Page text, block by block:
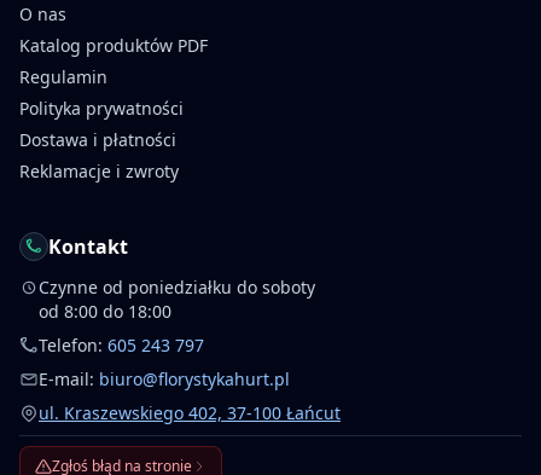
O nas
Katalog produktów PDF
Regulamin
Polityka prywatności
Dostawa i płatności
Reklamacje i zwroty
Kontakt
Czynne od poniedziałku do soboty
od 8:00 do 18:00
Telefon: 605 243 797
E-mail: biuro@florystykahurt.pl
ul. Kraszewskiego 402, 37-100 Łańcut
Zgłoś błąd na stronie